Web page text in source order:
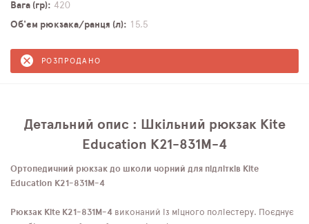
Вага (гр)
420
Об'єм рюкзака/ранця (л)
15,5
РОЗПРОДАНО
Детальний опис : Шкільний рюкзак Kite
Education K21-831M-4
Ортопедичний рюкзак до школи чорний для підлітків Kite
Education K21-831M-4
Рюкзак Kite K21-831M-4 виконаний із міцного поліестеру. Поєднує